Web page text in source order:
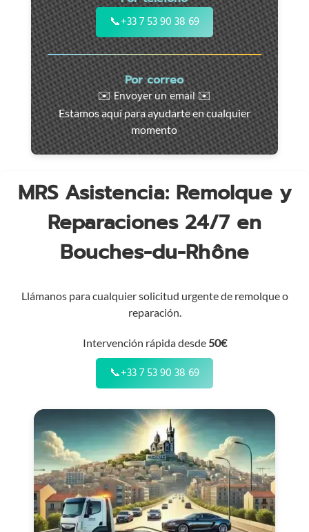
motos
y
vehículos
utilitarios.
Intervención
rápida
en
toda
la
región
📞+33 7 53 90 38 69
Por correo
✉️ Envoyer un email ✉️
Estamos aquí para ayudarte en cualquier
momento
MRS Asistencia: Remolque y
Reparaciones 24/7 en
Bouches-du-Rhône
Llámanos para cualquier solicitud urgente de remolque o
reparación.
Intervención rápida desde 50€
📞+33 7 53 90 38 69